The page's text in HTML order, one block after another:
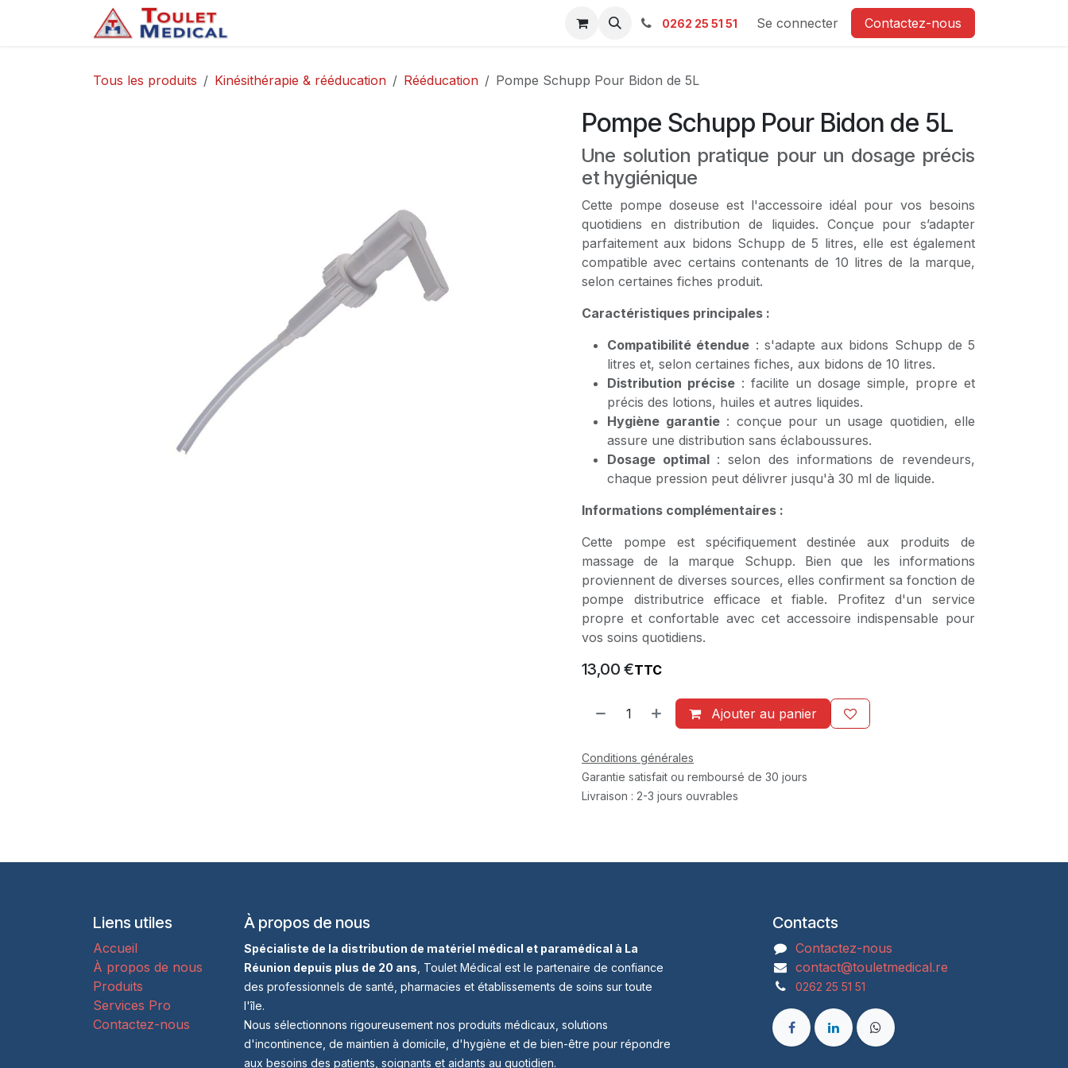
Se rendre au contenu
Contacts SAV Ambulance
0262 25 51 51 Se connecter Contactez-nous
Tous les produits Kinésithérapie & rééducation Rééducation Pompe Schupp Pour Bidon de 5L
Pompe Schupp Pour Bidon de 5L
Une solution pratique pour un dosage précis
et hygiénique
Cette pompe doseuse est l'accessoire idéal pour vos besoins
quotidiens en distribution de liquides. Conçue pour s’adapter
parfaitement aux bidons Schupp de 5 litres, elle est également
compatible avec certains contenants de 10 litres de la marque,
selon certaines fiches produit.
Caractéristiques principales :
Compatibilité étendue : s'adapte aux bidons Schupp de 5
litres et, selon certaines fiches, aux bidons de 10 litres.
Distribution précise : facilite un dosage simple, propre et
précis des lotions, huiles et autres liquides.
Hygiène garantie: conçue pour un usage quotidien, elle
assure une distribution sans éclaboussures.
Dosage optimal: selon des informations de revendeurs,
chaque pression peut délivrer jusqu'à 30 ml de liquide.
Informations complémentaires :
Cette pompe est spécifiquement destinée aux produits de
massage de la marque Schupp. Bien que les informations
proviennent de diverses sources, elles confirment sa fonction de
pompe distributrice efficace et fiable. Profitez d'un service
propre et confortable avec cet accessoire indispensable pour
vos soins quotidiens.
13,00 €TTC
Ajouter au panier
Conditions générales
Garantie satisfait ou remboursé de 30 jours
Livraison : 2-3 jours ouvrables
Liens utiles
Accueil
À propos de nous
Produits
Services Pro
Contactez-nous
À propos de nous
Spécialiste de la distribution de matériel médical et paramédical à La
Réunion depuis plus de 20 ans , Toulet Médical est le partenaire de confiance
des professionnels de santé, pharmacies et établissements de soins sur toute
l'île.
Nous sélectionnons rigoureusement nos produits médicaux, solutions
d'incontinence, de maintien à domicile, d'hygiène et de bien-être pour répondre
aux besoins des patients, soignants et aidants au quotidien.
Contacts
Contactez-nous
contact@touletmedical.re
0262 25 51 51